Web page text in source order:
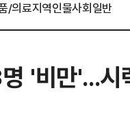
/의료지역인물사회일반
'비만'...